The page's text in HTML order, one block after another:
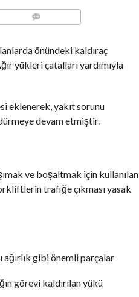
önündeki kaldıraç
yükleri çatalları yardımıyla
eklenerek, yakıt sorunu
devam etmiştir.
ve boşaltmak için kullanılan
trafiğe çıkması yasak
gibi önemli parçalar
görevi kaldırılan yükü